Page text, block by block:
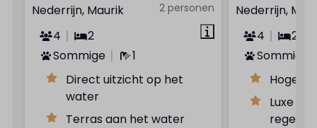
2 personen
Nederrijn, Maurik
4
2
Sommige
1
Direct uitzicht op het
water
Terras aan het water
Nederrijn,
4
2
Sommige
Hoge
Luxe